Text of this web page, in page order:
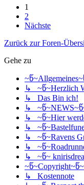
1
2
Nächste
Zurück zur Foren-
Gehe zu
↳ ~წ~Herzlich
↳ Das Bin ich!
↳
↳ ~წ~Hier
↳
↳ ~წ~Ravens
↳
↳ ~წ~
~წ~Copyright~წ~
↳ Kostennote